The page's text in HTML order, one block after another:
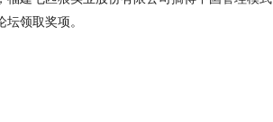
领取奖项。